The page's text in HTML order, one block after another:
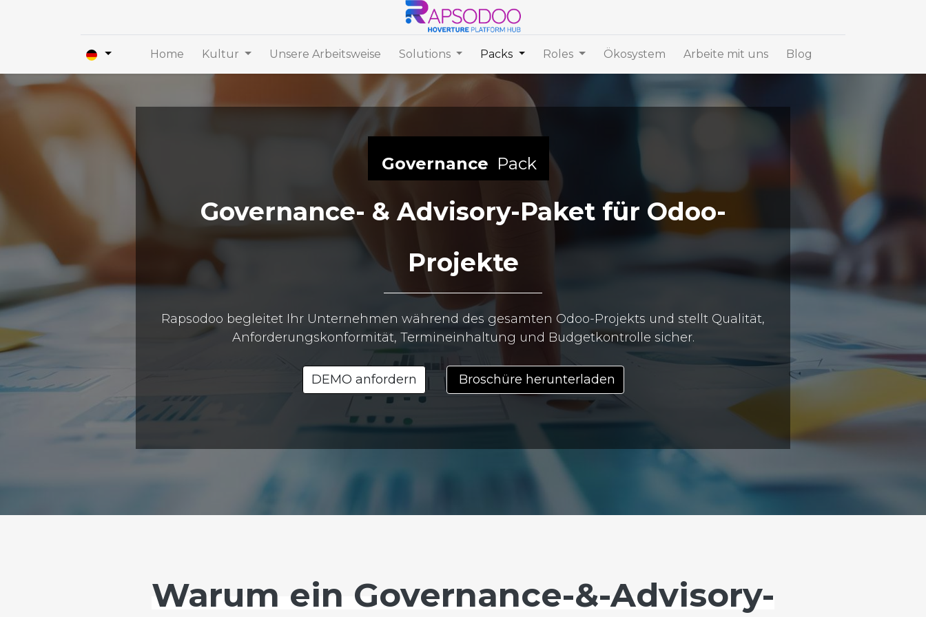
Home Kultur Unsere Arbeitsweise Solutions Packs Roles Ökosystem Arbeite mit uns Blog
Governance Pack
Governance- & Advisory-Paket für Odoo-
Projekte
Rapsodoo begleitet Ihr Unternehmen während des gesamten Odoo-Projekts und stellt Qualität,
Anforderungskonformität, Termineinhaltung und Budgetkontrolle sicher.
DEMO anfordern Broschüre herunterladen
Warum ein Governance-&-Advisory-